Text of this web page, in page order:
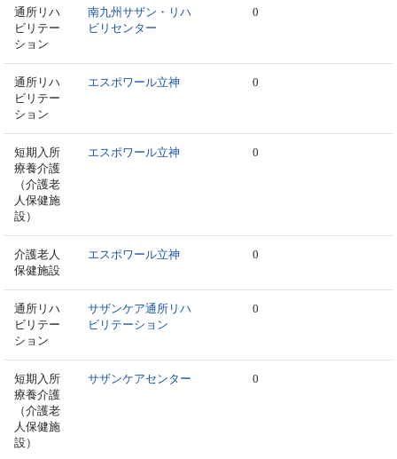
通所リハ
ビリテー
ション
南九州サザン・リハ
ビリセンター
0
通所リハ
ビリテー
ション
エスポワール立神 0
短期入所
療養介護
（介護老
人保健施
設）
エスポワール立神 0
介護老人
保健施設
エスポワール立神 0
通所リハ
ビリテー
ション
サザンケア通所リハ
ビリテーション
0
短期入所
療養介護
（介護老
人保健施
設）
サザンケアセンター 0